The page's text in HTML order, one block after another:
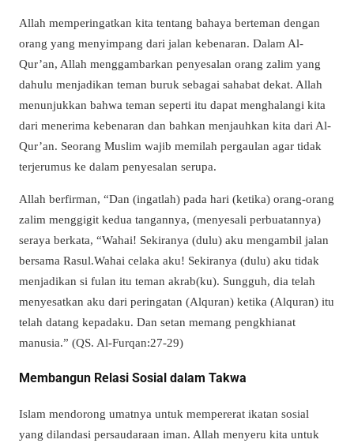
Allah memperingatkan kita tentang bahaya berteman dengan
orang yang menyimpang dari jalan kebenaran. Dalam Al-
Qur’an, Allah menggambarkan penyesalan orang zalim yang
dahulu menjadikan teman buruk sebagai sahabat dekat. Allah
menunjukkan bahwa teman seperti itu dapat menghalangi kita
dari menerima kebenaran dan bahkan menjauhkan kita dari Al-
Qur’an. Seorang Muslim wajib memilah pergaulan agar tidak
terjerumus ke dalam penyesalan serupa.
Allah berfirman, “Dan (ingatlah) pada hari (ketika) orang-orang
zalim menggigit kedua tangannya, (menyesali perbuatannya)
seraya berkata, “Wahai! Sekiranya (dulu) aku mengambil jalan
bersama Rasul.Wahai celaka aku! Sekiranya (dulu) aku tidak
menjadikan si fulan itu teman akrab(ku). Sungguh, dia telah
menyesatkan aku dari peringatan (Alquran) ketika (Alquran) itu
telah datang kepadaku. Dan setan memang pengkhianat
manusia.” (QS. Al-Furqan:27-29)
Membangun Relasi Sosial dalam Takwa
Islam mendorong umatnya untuk mempererat ikatan sosial
yang dilandasi persaudaraan iman. Allah menyeru kita untuk